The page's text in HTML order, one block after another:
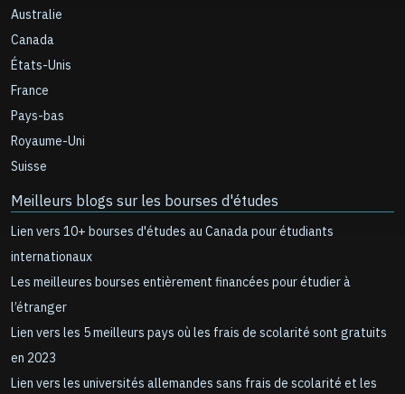
Australie
Canada
États-Unis
France
Pays-bas
Royaume-Uni
Suisse
Meilleurs blogs sur les bourses d'études
Lien vers 10+ bourses d'études au Canada pour étudiants
internationaux
Les meilleures bourses entièrement financées pour étudier à
l’étranger
Lien vers les 5 meilleurs pays où les frais de scolarité sont gratuits
en 2023
Lien vers les universités allemandes sans frais de scolarité et les